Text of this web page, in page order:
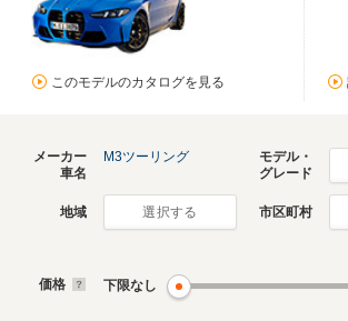
このモデルのカタログを見る
メーカー
車名
M3ツーリング
モデル・
グレード
地域 選択する 市区町村
価格 下限なし